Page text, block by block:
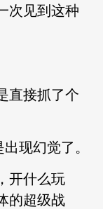
次见到这种
直接抓了个
现幻觉了。
开什么玩
的超级战